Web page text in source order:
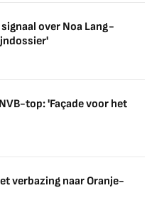
over Noa Lang-
top: 'Façade voor het
verbazing naar Oranje-